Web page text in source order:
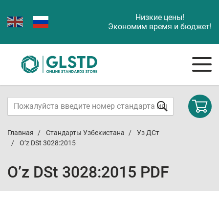
Низкие цены!
Экономим время и бюджет!
Главная Стандарты Узбекистана
Уз ДСт
O’z DSt 3028:2015
O’z DSt 3028:2015 PDF